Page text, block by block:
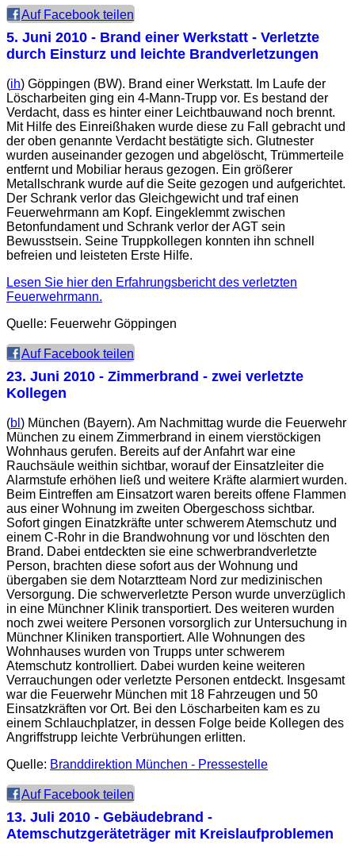
Auf Facebook teilen
5. Juni 2010 - Brand einer Werkstatt - Verletzte
durch Einsturz und leichte Brandverletzungen
(ih) Göppingen (BW). Brand einer Werkstatt. Im Laufe der
Löscharbeiten ging ein 4-Mann-Trupp vor. Es bestand der
Verdacht, dass es hinter einer Leichtbauwand noch brennt.
Mit Hilfe des Einreißhaken wurde diese zu Fall gebracht und
der oben genannte Verdacht bestätigte sich. Glutnester
wurden auseinander gezogen und abgelöscht, Trümmerteile
entfernt und Mobiliar heraus gezogen. Ein größerer
Metallschrank wurde auf die Seite gezogen und aufgerichtet.
Der Schrank verlor das Gleichgewicht und traf einen
Feuerwehrmann am Kopf. Eingeklemmt zwischen
Betonfundament und Schrank verlor der AGT sein
Bewusstsein. Seine Truppkollegen konnten ihn schnell
befreien und leisteten Erste Hilfe.
Lesen Sie hier den Erfahrungsbericht des verletzten
Feuerwehrmann.
Quelle: Feuerwehr Göppingen
Auf Facebook teilen
23. Juni 2010 - Zimmerbrand - zwei verletzte
Kollegen
(bl ) München (Bayern). Am Nachmittag wurde die Feuerwehr
München zu einem Zimmerbrand in einem vierstöckigen
Wohnhaus gerufen. Bereits auf der Anfahrt war eine
Rauchsäule weithin sichtbar, worauf der Einsatzleiter die
Alarmstufe erhöhen ließ und weitere Kräfte alarmiert wurden.
Beim Eintreffen am Einsatzort waren bereits offene Flammen
aus einer Wohnung im zweiten Obergeschoss sichtbar.
Sofort gingen Einatzkräfte unter schwerem Atemschutz und
einem C-Rohr in die Brandwohnung vor und löschten den
Brand. Dabei entdeckten sie eine schwerbrandverletzte
Person, brachten diese sofort aus der Wohnung und
übergaben sie dem Notarztteam Nord zur medizinischen
Versorgung. Die schwerverletzte Person wurde unverzüglich
in eine Münchner Klinik transportiert. Des weiteren wurden
noch zwei weitere Personen vorsorglich zur Untersuchung in
Münchner Kliniken transportiert. Alle Wohnungen des
Wohnhauses wurden von Trupps unter schwerem
Atemschutz kontrolliert. Dabei wurden keine weiteren
Verrauchungen oder verletzte Personen entdeckt. Insgesamt
war die Feuerwehr München mit 18 Fahrzeugen und 50
Einsatzkräften vor Ort. Bei den Löscharbeiten kam es zu
einem Schlauchplatzer, in dessen Folge beide Kollegen des
Angriffstrupp leichte Verbrühungen erlitten.
Quelle: Branddirektion München - Pressestelle
Auf Facebook teilen
13. Juli 2010 - Gebäudebrand -
Atemschutzgeräteträger mit Kreislaufproblemen